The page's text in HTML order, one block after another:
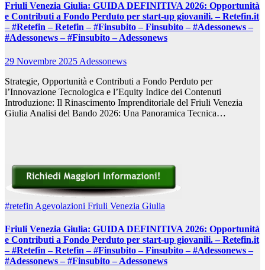
Friuli Venezia Giulia: GUIDA DEFINITIVA 2026: Opportunità
e Contributi a Fondo Perduto per start-up giovanili. – Retefin.it
– #Retefin – Retefin – #Finsubito – Finsubito – #Adessonews –
#Adessonews – #Finsubito – Adessonews
29 Novembre 2025 Adessonews
Strategie, Opportunità e Contributi a Fondo Perduto per
l’Innovazione Tecnologica e l’Equity Indice dei Contenuti
Introduzione: Il Rinascimento Imprenditoriale del Friuli Venezia
Giulia Analisi del Bando 2026: Una Panoramica Tecnica…
#retefin Agevolazioni Friuli Venezia Giulia
Friuli Venezia Giulia: GUIDA DEFINITIVA 2026: Opportunità
e Contributi a Fondo Perduto per start-up giovanili. – Retefin.it
– #Retefin – Retefin – #Finsubito – Finsubito – #Adessonews –
#Adessonews – #Finsubito – Adessonews